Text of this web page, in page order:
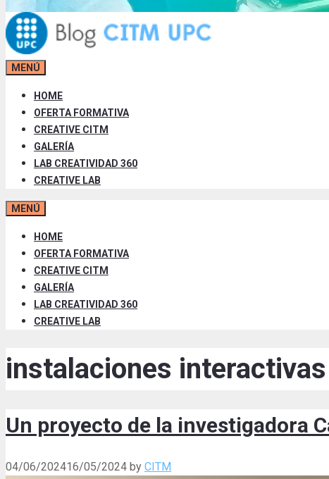
MENÚ
HOME
OFERTA FORMATIVA
CREATIVE CITM
GALERÍA
LAB CREATIVIDAD 360
CREATIVE LAB
MENÚ
HOME
OFERTA FORMATIVA
CREATIVE CITM
GALERÍA
LAB CREATIVIDAD 360
CREATIVE LAB
instalaciones interactivas
Un proyecto de la investigadora
04/06/202416/05/2024 by CITM